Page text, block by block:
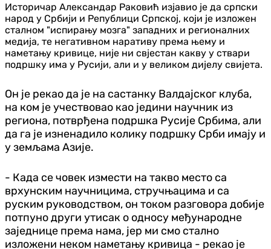
Историчар Александар Раковић изјавио је да српски
народ у Србији и Републици Српској, који је изложен
сталном "испирању мозга" западних и регионалних
медија, те негативном наративу према њему и
наметању кривице, није ни свјестан какву у ствари
подршку има у Русији, али и у великом дијелу свијета.
Он је рекао да је на састанку Валдајског клуба,
на ком је учествовао као једини научник из
региона, потврђена подршка Русије Србима, али
да га је изненадило колику подршку Срби имају и
у земљама Азије.
- Када се човек измести на такво место са
врхунским научницима, стручњацима и са
руским руководством, он током разговора добије
потпуно други утисак о односу међународне
заједнице према нама, јер ми смо стално
изложени неком наметању кривица - рекао је